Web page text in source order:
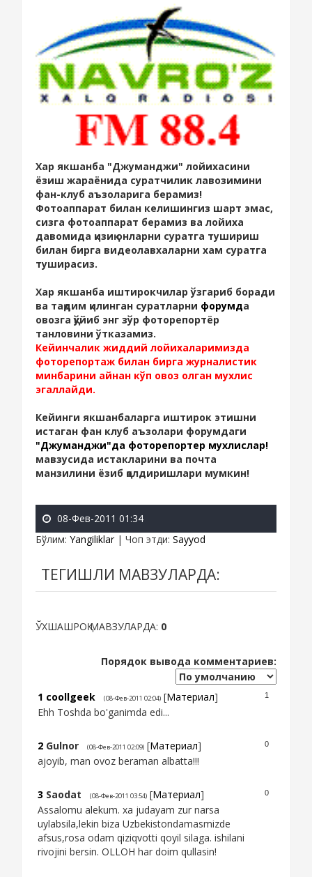
Хар якшанба "Джуманджи" лойихасини
ёзиш жараёнида суратчилик лавозимини
фан-клуб аъзоларига берамиз!
Фотоаппарат билан келишингиз шарт эмас,
сизга фотоаппарат берамиз ва лойиха
давомида қизиқ онларни суратга тушириш
билан бирга видеолавхаларни хам суратга
туширасиз.
Хар якшанба иштирокчилар ўзгариб боради
ва тақдим қилинган суратларни форумда
овозга қўйиб энг зўр фоторепортёр
танловини ўтказамиз.
Кейинчалик жиддий лойихаларимизда
фоторепортаж билан бирга журналистик
минбарини айнан кўп овоз олган мухлис
эгаллайди.
Кейинги якшанбаларга иштирок этишни
истаган фан клуб аъзолари форумдаги
"Джуманджи"да фоторепортер мухлислар!
мавзусида истакларини ва почта
манзилини ёзиб қолдиришлари мумкин!
08-Фев-2011 01:34
Бўлим: Yangiliklar| Чоп этди: Sayyod
ТЕГИШЛИ МАВЗУЛАРДА:
ЎХШАШРОҚ МАВЗУЛАРДА: 0
Порядок вывода комментариев:
1
1 coollgeek (08-Фев-2011 02:04) [Материал]
Ehh Toshda bo'ganimda edi...
0
2 Gulnor (08-Фев-2011 02:09) [Материал]
ajoyib, man ovoz beraman albatta!!!
0
3 Saodat (08-Фев-2011 03:54) [Материал]
Assalomu alekum. xa judayam zur narsa
uylabsila,lekin biza Uzbekistondamasmizde
afsus,rosa odam qiziqvotti qoyil silaga. ishilani
rivojini bersin. OLLOH har doim qullasin!